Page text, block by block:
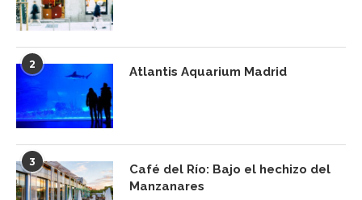
2
Atlantis Aquarium Madrid
3
Café del Río: Bajo el hechizo del
Manzanares